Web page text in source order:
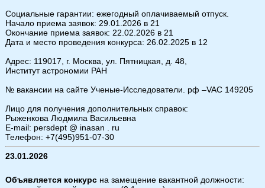
Социальные гарантии: ежегодный оплачиваемый отпуск.
Начало приема заявок: 29.01.2026 в 21
Окончание приема заявок: 22.02.2026 в 21
Дата и место проведения конкурса: 26.02.2025 в 12
Адрес: 119017, г. Москва, ул. Пятницкая, д. 48,
Институт астрономии РАН
№ вакансии на сайте Ученые-Исследователи. рф –VAC 149205
Лицо для получения дополнительных справок:
Рыженкова Людмила Васильевна
E-mail: persdept @ inasan . ru
Телефон: +7(495)951-07-30
23.01.2026
Объявляется конкурс на замещение вакантной должности: